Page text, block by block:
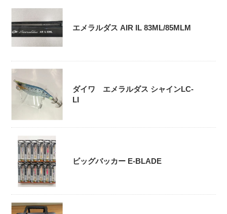
エメラルダス AIR IL 83ML/85MLM
ダイワ エメラルダス シャインLC-
LI
ビッグバッカー E-BLADE